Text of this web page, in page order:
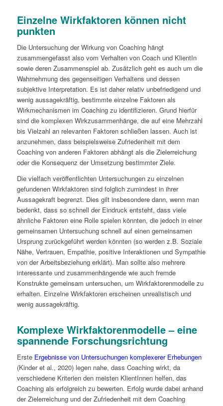
Einzelne Wirkfaktoren können nicht
punkten
Die Untersuchung der Wirkung von Coaching hängt
zusammengefasst also vom Verhalten von Coach und KlientIn
sowie deren Zusammenspiel ab. Zusätzlich geht es auch um die
Wahrnehmung des gegenseitigen Verhaltens und dessen
subjektive Interpretation. Es ist daher relativ unbefriedigend und
wenig aussagekräftig, bestimmte einzelne Faktoren als
Wirkmechanismen im Coaching zu identifizieren. Grund hierfür
sind die komplexen Wirkzusammenhänge, die auf eine Mehrzahl
bis Vielzahl an relevanten Faktoren schließen lassen. Auch ist
anzunehmen, dass beispielsweise Zufriedenheit mit dem
Coaching von anderen Faktoren abhängt als die Zielerreichung
oder die Konsequenz der Umsetzung bestimmter Ziele.
Die vielfach veröffentlichten Untersuchungen zu einzelnen
gefundenen Wirkfaktoren sind folglich zumindest in ihrer
Aussagekraft begrenzt. Dies gilt insbesondere dann, wenn man
bedenkt, dass so schnell der Eindruck entsteht, dass viele
ähnliche Faktoren eine Rolle spielen könnten, die jedoch in einer
gemeinsamen Untersuchung schnell auf einen gemeinsamen
Ursprung zurückgeführt werden könnten (so werden z.B. Soziale
Nähe, Vertrauen, Empathie, positive Interaktionen und Sympathie
von der Arbeitsbeziehung erklärt). Man sollte also mehrere
interessante und zusammenhängende wie auch fremde
Konstrukte gemeinsam untersuchen, um Wirkfaktorenmodelle zu
erhalten. Einzelne Wirkfaktoren erscheinen unrealistisch und
wenig aussagekräftig.
Komplexe Wirkfaktorenmodelle – eine
spannende Forschungsrichtung
Erste Ergebnisse von Untersuchungen komplexerer Erhebungen
(Kinder et al., 2020) legen nahe, dass Coaching wirkt, da
verschiedene Kriterien den meisten KlientInnen helfen, das
Coaching als erfolgreich zu bewerten. Erfolg wurde dabei anhand
der Zielerreichung und der Zufriedenheit mit dem Coaching